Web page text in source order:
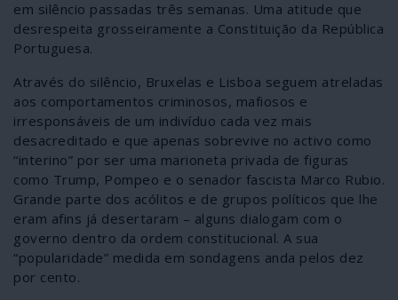
em silêncio passadas três semanas. Uma atitude que
desrespeita grosseiramente a Constituição da República
Portuguesa.
Através do silêncio, Bruxelas e Lisboa seguem atreladas
aos comportamentos criminosos, mafiosos e
irresponsáveis de um indivíduo cada vez mais
desacreditado e que apenas sobrevive no activo como
“interino” por ser uma marioneta privada de figuras
como Trump, Pompeo e o senador fascista Marco Rubio.
Grande parte dos acólitos e de grupos políticos que lhe
eram afins já desertaram – alguns dialogam com o
governo dentro da ordem constitucional. A sua
“popularidade” medida em sondagens anda pelos dez
por cento.